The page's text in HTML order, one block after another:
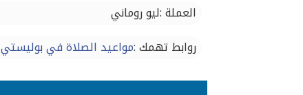
العملة :ليو روماني
روابط تهمك :مواعيد الصلاة في بوليستي